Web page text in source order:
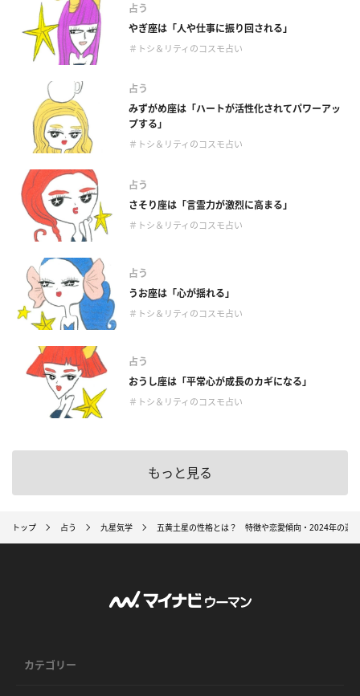
占う
やぎ座は「人や仕事に振り回される」
＃トシ＆リティのコスモ占い
占う
みずがめ座は「ハートが活性化されてパワーアッ
プする」
＃トシ＆リティのコスモ占い
占う
さそり座は「言霊力が激烈に高まる」
＃トシ＆リティのコスモ占い
占う
うお座は「心が揺れる」
＃トシ＆リティのコスモ占い
占う
おうし座は「平常心が成長のカギになる」
＃トシ＆リティのコスモ占い
もっと見る
トップ 占う 九星気学 五黄土星の性格とは？ 特徴や恋愛傾向・2024年の運
カテゴリー